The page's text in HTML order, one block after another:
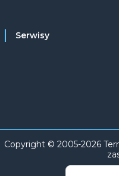
Serwisy
Copyright © 2005-2026